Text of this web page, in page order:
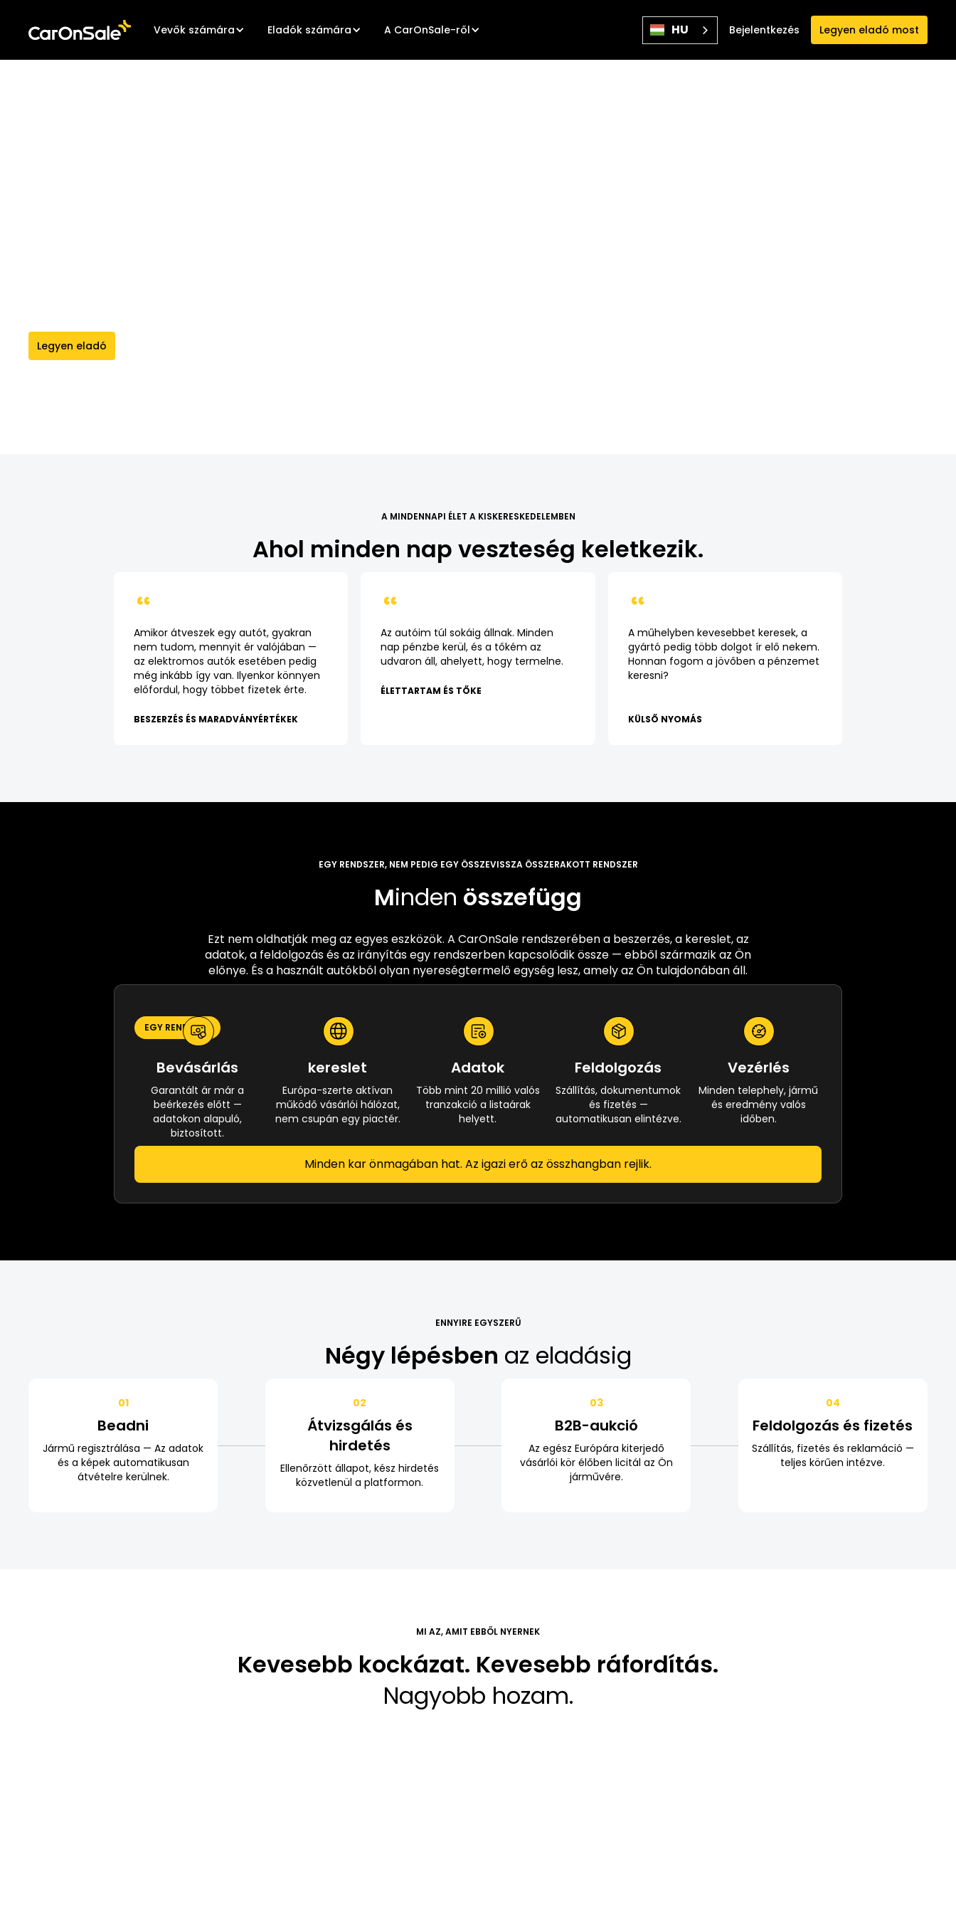
Vevők számára Eladók számára A CarOnSale-ről HU Bejelentkezés Legyen eladó most
Legyen eladó
A MINDENNAPI ÉLET A KISKERESKEDELEMBEN
Ahol minden nap veszteség keletkezik.
Amikor átveszek egy autót, gyakran
nem tudom, mennyit ér valójában —
az elektromos autók esetében pedig
még inkább így van. Ilyenkor könnyen
előfordul, hogy többet fizetek érte.
BESZERZÉS ÉS MARADVÁNYÉRTÉKEK
Az autóim túl sokáig állnak. Minden
nap pénzbe kerül, és a tőkém az
udvaron áll, ahelyett, hogy termelne.
ÉLETTARTAM ÉS TŐKE
A műhelyben kevesebbet keresek, a
gyártó pedig több dolgot ír elő nekem.
Honnan fogom a jövőben a pénzemet
keresni?
KÜLSŐ NYOMÁS
EGY RENDSZER, NEM PEDIG EGY ÖSSZEVISSZA ÖSSZERAKOTT RENDSZER
Minden összefügg
Ezt nem oldhatják meg az egyes eszközök. A CarOnSale rendszerében a beszerzés, a kereslet, az
adatok, a feldolgozás és az irányítás egy rendszerben kapcsolódik össze — ebből származik az Ön
előnye. És a használt autókból olyan nyereségtermelő egység lesz, amely az Ön tulajdonában áll.
EGY RENDSZER
Bevásárlás
Garantált ár már a
beérkezés előtt —
adatokon alapuló,
biztosított.
kereslet
Európa-szerte aktívan
működő vásárlói hálózat,
nem csupán egy piactér.
Adatok
Több mint 20 millió valós
tranzakció a listaárak
helyett.
Feldolgozás
Szállítás, dokumentumok
és fizetés —
automatikusan elintézve.
Vezérlés
Minden telephely, jármű
és eredmény valós
időben.
Minden kar önmagában hat. Az igazi erő az összhangban rejlik.
ENNYIRE EGYSZERŰ
Négy lépésben az eladásig
01
Beadni
Jármű regisztrálása — Az adatok
és a képek automatikusan
átvételre kerülnek.
02
Átvizsgálás és
hirdetés
Ellenőrzött állapot, kész hirdetés
közvetlenül a platformon.
03
B2B-aukció
Az egész Európára kiterjedő
vásárlói kör élőben licitál az Ön
járművére.
04
Feldolgozás és fizetés
Szállítás, fizetés és reklamáció —
teljes körűen intézve.
MI AZ, AMIT EBBŐL NYERNEK
Kevesebb kockázat. Kevesebb ráfordítás.
Nagyobb hozam.